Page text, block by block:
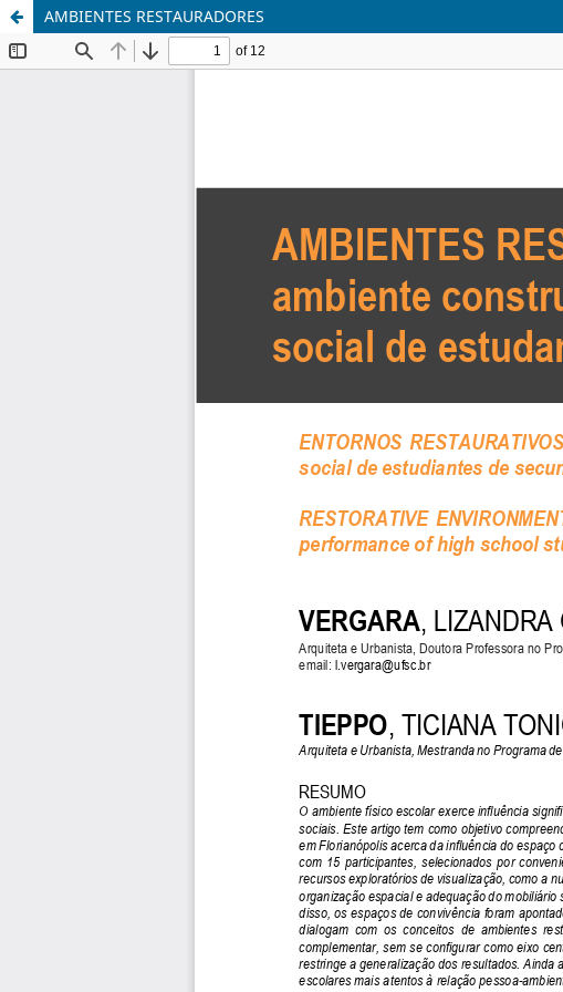
AMBIENTES RESTAURADORES